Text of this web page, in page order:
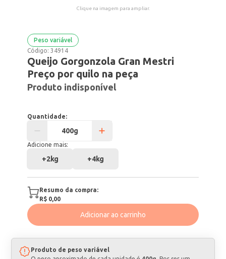
Clique na imagem para ampliar.
Peso variável
Código:34914
Queijo Gorgonzola Gran Mestri
Preço por quilo na peça
Produto indisponível
Quantidade:
Adicione mais:
+2kg +4kg
Resumo da compra:
R$ 0,00
Adicionar ao carrinho
Produto de peso variável